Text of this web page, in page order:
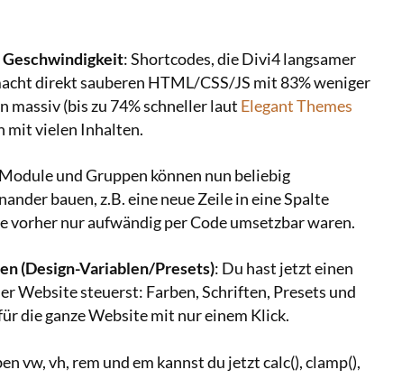
Geschwindigkeit: Shortcodes, die Divi4 langsamer
direkt sauberen HTML/CSS/JS mit 83% weniger
massiv (bis zu 74% schneller laut Elegant Themes
mit vielen Inhalten.
und Gruppen können nun beliebig
bauen, z.B. eine neue Zeile in eine Spalte
nur aufwändig per Code umsetzbar waren.
(Design-Variablen/Presets): Du hast jetzt einen
Website steuerst: Farben, Schriften, Presets und
die ganze Website mit nur einem Klick.
vw, vh, rem und em kannst du jetzt calc(), clamp(),